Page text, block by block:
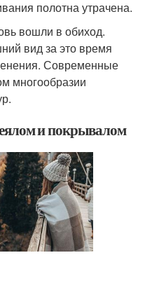
полотна утрачена.
вошли в обиход.
вид за это время
Современные
многообразии
и покрывалом